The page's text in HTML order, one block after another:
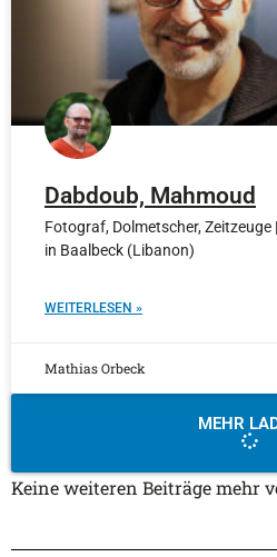
Dabdoub, Mahmoud
Fotograf, Dolmetscher,
in Baalbeck (Libanon)
WEITERLESEN »
Mathias Orbeck
MEHR
Keine weiteren Beiträge mehr